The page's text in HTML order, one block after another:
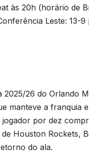
às 20h (horário de
Leste: 13-
26 do Orlando
manteve a franquia
por dez
Houston Rockets,
do ala.